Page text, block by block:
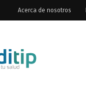
Acerca de nosotros